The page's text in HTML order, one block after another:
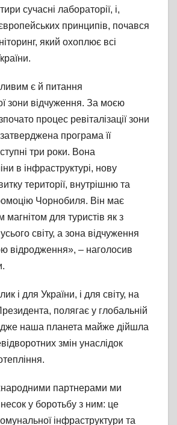
сучасні лабораторії, і,
принципів, почався
який охоплює всі
є й питання
зони відчуження. За моєю
процес ревіталізації зони
програма її
три роки. Вона
в інфраструктурі, нову
території, внутрішню та
Чорнобиля. Він має
магнітом для туристів як з
усього світу, а зона відчуження
відродження», – наголосив
і для України, і для світу, на
полягає у глобальній
адже наша планета майже дійшла
змін унаслідок
партнерами ми
у боротьбу з ним: це
інфраструктури та